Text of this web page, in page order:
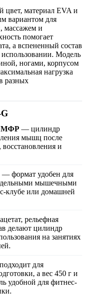
цвет, материал EVA и
вариантом для
массажем и
помогает
а вспененный состав
Модель
ногами, корпусом
нагрузка
разных
МФР — цилиндр
мышц после
и
— формат удобен для
мышечными
клубе или домашней
рельефная
делают цилиндр
на занятиях
для
а вес 450 г и
удобной для фитнес-